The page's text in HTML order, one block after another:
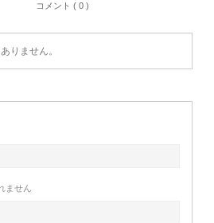
コメント ( 0 )
りません。
ません